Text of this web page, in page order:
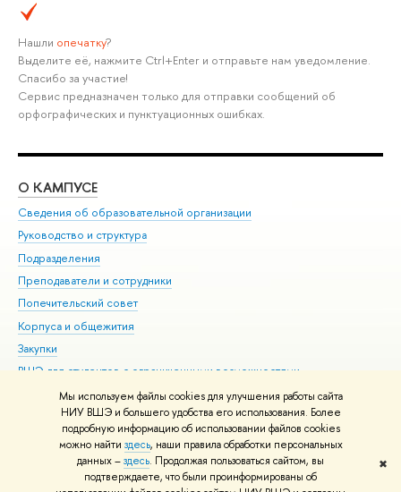
Мы используем файлы cookies для улучшения работы сайта
НИУ ВШЭ и большего удобства его использования. Более
подробную информацию об использовании файлов cookies
можно найти здесь, наши правила обработки персональных
данных –здесь. Продолжая пользоваться сайтом, вы
подтверждаете, что были проинформированы об
✖
Нашли опечатку?
Выделите её, нажмите Ctrl+Enter и отправьте нам уведомление.
Спасибо за участие!
Сервис предназначен только для отправки сообщений об
орфографических и пунктуационных ошибках.
О КАМПУСЕ
Сведения об образовательной организации
Руководство и структура
Подразделения
Преподаватели и сотрудники
Попечительский совет
Корпуса и общежития
Закупки
ВШЭ для студентов с ограниченными возможностями
здоровья и инвалидностью
Версия для слабовидящих
Единая платежная страница